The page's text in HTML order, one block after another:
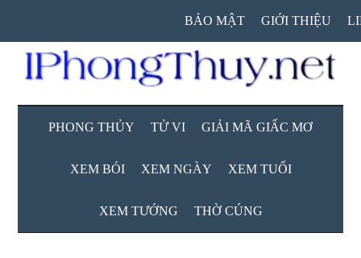
main
content
secondary
menu
primary
sidebar
BẢO MẬT GIỚI THIỆU
PHONG THỦY TỬ VI GIẢI MÃ GIẤC MƠ
XEM BÓI XEM NGÀY XEM TUỔI
XEM TƯỚNG THỜ CÚNG